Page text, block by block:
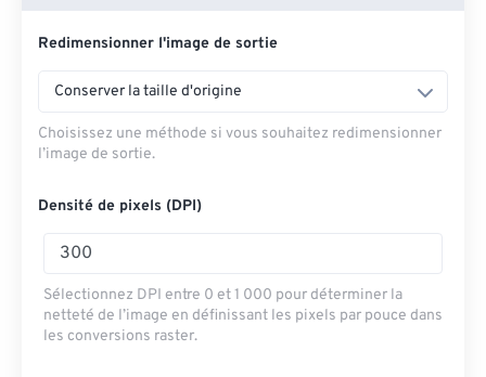
Depuis l'URL
Redimensionner l'image de sortie
Conserver la taille d'origine
Choisissez une méthode si vous souhaitez redimensionner
l’image de sortie.
Densité de pixels (DPI)
Sélectionnez DPI entre 0 et 1 000 pour déterminer la
netteté de l’image en définissant les pixels par pouce dans
les conversions raster.